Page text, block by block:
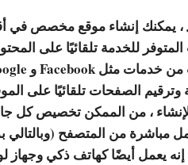
للخدمة تلقائيًا على
الصفحات تلقائيًا على
الإنشاء ، من الممكن تخصيص كل
من المتصفح (وبالتالي
إنه يعمل أيضًا كهاتف ذكي وجهاز